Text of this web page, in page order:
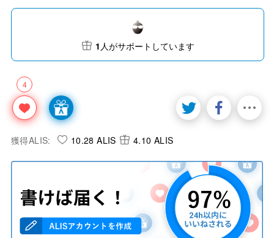
4
1 人がサポートしています
獲得ALIS: 10.28 ALIS 4.10 ALIS